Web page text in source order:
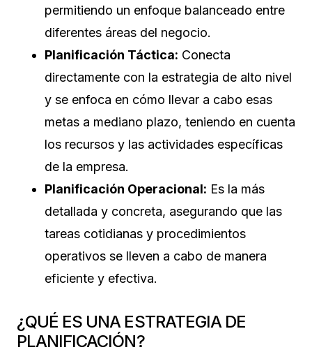
permitiendo un enfoque balanceado entre
diferentes áreas del negocio.
Planificación Táctica: Conecta
directamente con la estrategia de alto nivel
y se enfoca en cómo llevar a cabo esas
metas a mediano plazo, teniendo en cuenta
los recursos y las actividades específicas
de la empresa.
Planificación Operacional: Es la más
detallada y concreta, asegurando que las
tareas cotidianas y procedimientos
operativos se lleven a cabo de manera
eficiente y efectiva.
¿QUÉ ES UNA ESTRATEGIA DE
PLANIFICACIÓN?